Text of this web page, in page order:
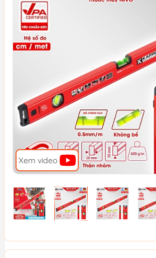
Xem video